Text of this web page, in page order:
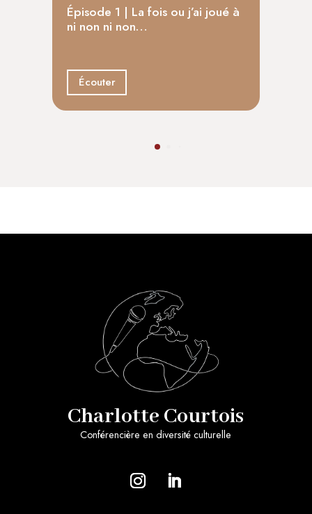
Épisode 1 | La fois ou j’ai joué à
ni non ni non…
Écouter
Charlotte Courtois
Conférencière en diversité culturelle